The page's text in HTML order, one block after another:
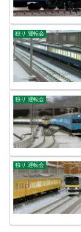
独り 運転会
独り 運転会
独り 運転会